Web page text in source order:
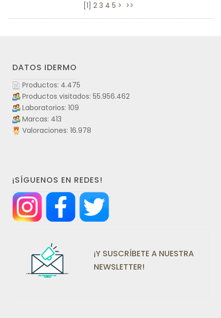
1 2 3 4 5 > >>
DATOS IDERMO
Productos: 4.475
Productos visitados: 55.956.462
Laboratorios: 109
Marcas: 413
Valoraciones: 16.978
¡SÍGUENOS EN REDES!
¡Y SUSCRÍBETE A NUESTRA
NEWSLETTER!